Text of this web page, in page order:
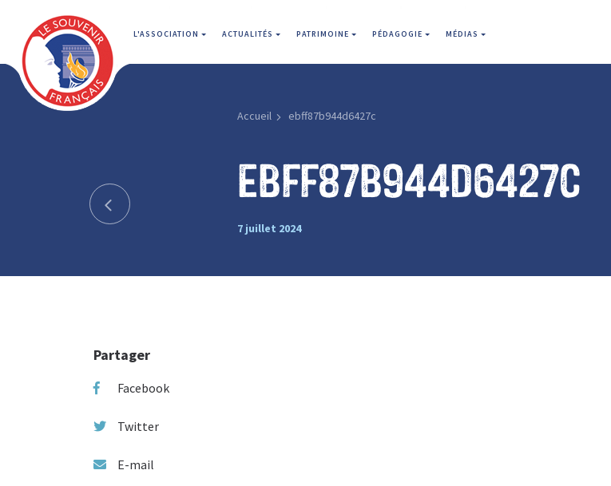
L'ASSOCIATION ACTUALITÉS PATRIMOINE PÉDAGOGIE MÉDIAS
Accueil ebff87b944d6427c
ebff87b944d6427c
7 juillet 2024
Partager
Facebook
Twitter
E-mail